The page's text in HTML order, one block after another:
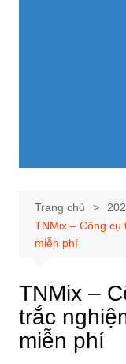
Trang chủ
TNMix – Công cụ
miễn phí
TNMix –
trắc
miễn phí